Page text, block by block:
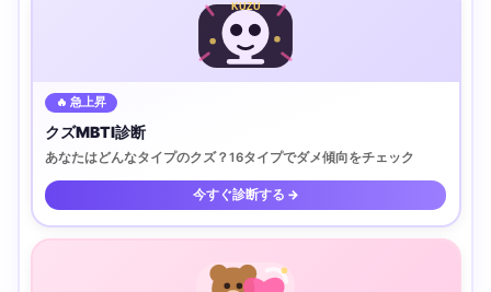
KUZU
🔥 急上昇
クズMBTI診断
あなたはどんなタイプのクズ？16タイプでダメ傾向をチェック
今すぐ診断する →